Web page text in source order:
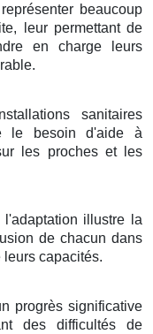
beaucoup
leur permettant de
en charge leurs
sanitaires
le besoin d'aide à
les proches et les
illustre la
de chacun dans
leurs capacités.
progrès significative
des difficultés de